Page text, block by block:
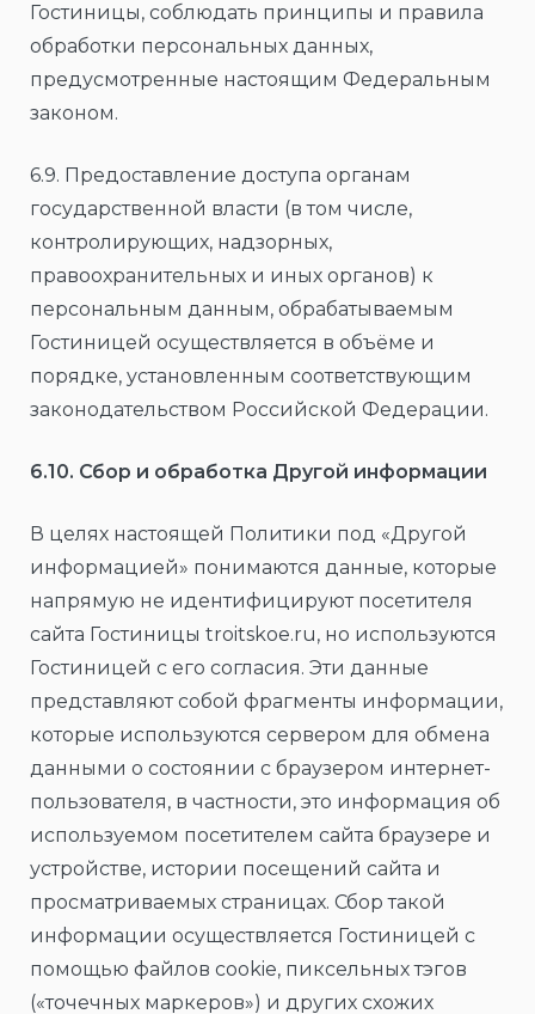
Гостиницы, соблюдать принципы и правила
обработки персональных данных,
предусмотренные настоящим Федеральным
законом.
6.9. Предоставление доступа органам
государственной власти (в том числе,
контролирующих, надзорных,
правоохранительных и иных органов) к
персональным данным, обрабатываемым
Гостиницей осуществляется в объёме и
порядке, установленным соответствующим
законодательством Российской Федерации.
6.10. Сбор и обработка Другой информации
В целях настоящей Политики под «Другой
информацией» понимаются данные, которые
напрямую не идентифицируют посетителя
сайта Гостиницы troitskoe.ru, но используются
Гостиницей с его согласия. Эти данные
представляют собой фрагменты информации,
которые используются сервером для обмена
данными о состоянии с браузером интернет-
пользователя, в частности, это информация об
используемом посетителем сайта браузере и
устройстве, истории посещений сайта и
просматриваемых страницах. Сбор такой
информации осуществляется Гостиницей с
помощью файлов cookie, пиксельных тэгов
(«точечных маркеров») и других схожих